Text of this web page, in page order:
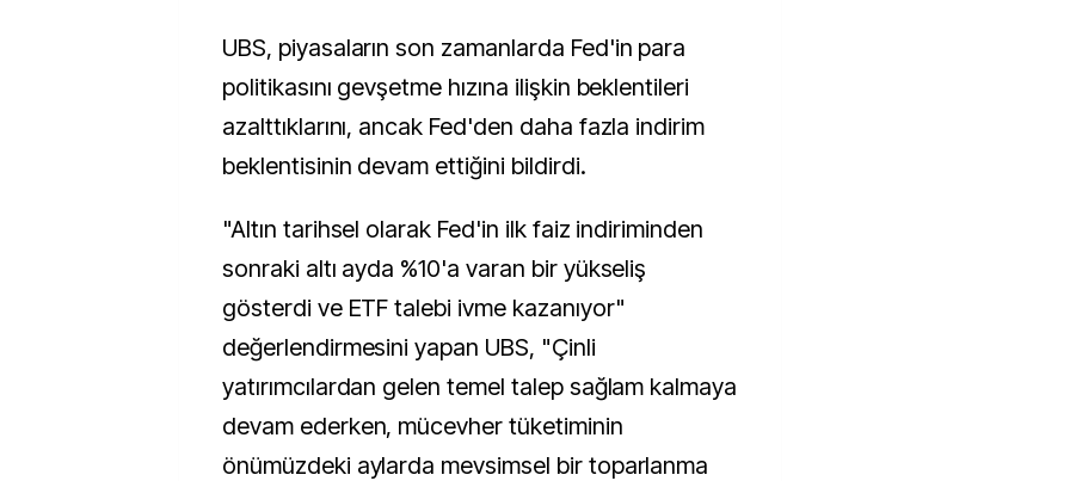
UBS, piyasaların son zamanlarda Fed'in para
politikasını gevşetme hızına ilişkin beklentileri
azalttıklarını, ancak Fed'den daha fazla indirim
beklentisinin devam ettiğini bildirdi.
"Altın tarihsel olarak Fed'in ilk faiz indiriminden
sonraki altı ayda %10'a varan bir yükseliş
gösterdi ve ETF talebi ivme kazanıyor"
değerlendirmesini yapan UBS, "Çinli
yatırımcılardan gelen temel talep sağlam kalmaya
devam ederken, mücevher tüketiminin
önümüzdeki aylarda mevsimsel bir toparlanma